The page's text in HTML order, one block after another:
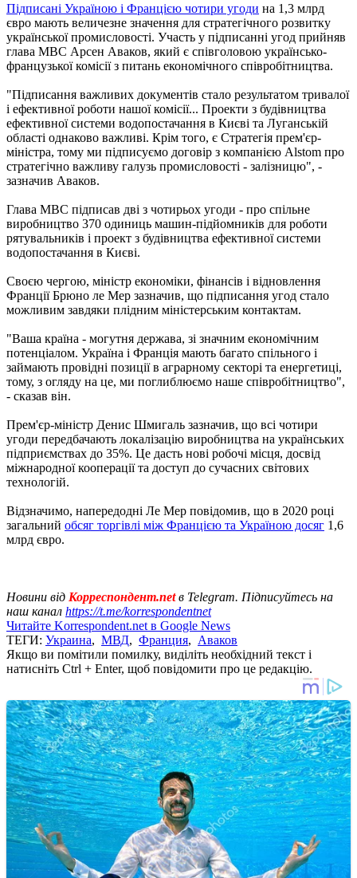
Підписані Україною і Францією чотири угоди на 1,3 млрд
євро мають величезне значення для стратегічного розвитку
української промисловості. Участь у підписанні угод прийняв
глава МВС Арсен Аваков, який є співголовою українсько-
французької комісії з питань економічного співробітництва.
"Підписання важливих документів стало результатом тривалої
і ефективної роботи нашої комісії... Проекти з будівництва
ефективної системи водопостачання в Києві та Луганській
області однаково важливі. Крім того, є Стратегія прем'єр-
міністра, тому ми підписуємо договір з компанією Alstom про
стратегічно важливу ​​галузь промисловості - залізницю", -
зазначив Аваков.
Глава МВС підписав дві з чотирьох угоди - про спільне
виробництво 370 одиниць машин-підйомників для роботи
рятувальників і проект з будівництва ефективної системи
водопостачання в Києві.
Своєю чергою, міністр економіки, фінансів і відновлення
Франції Брюно ле Мер зазначив, що підписання угод стало
можливим завдяки плідним міністерським контактам.
"Ваша країна - могутня держава, зі значним економічним
потенціалом. Україна і Франція мають багато спільного і
займають провідні позиції в аграрному секторі та енергетиці,
тому, з огляду на це, ми поглиблюємо наше співробітництво",
- сказав він.
Прем'єр-міністр Денис Шмигаль зазначив, що всі чотири
угоди передбачають локалізацію виробництва на українських
підприємствах до 35%. Це дасть нові робочі місця, досвід
міжнародної кооперації та доступ до сучасних світових
технологій.
Відзначимо, напередодні Ле Мер повідомив, що в 2020 році
загальний обсяг торгівлі між Францією та Україною досяг 1,6
млрд євро.
Новини від Корреспондент.netв Telegram. Підписуйтесь на
наш канал https://t.me/korrespondentnet
Читайте Korrespondent.net в Google News
ТЕГИ: Украина, МВД, Франция, Аваков
Якщо ви помітили помилку, виділіть необхідний текст і
натисніть Ctrl + Enter, щоб повідомити про це редакцію.